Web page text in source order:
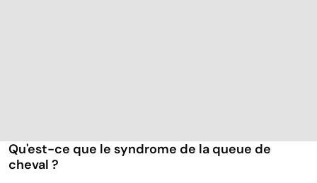
Qu'est-ce que le syndrome de la queue de
cheval ?